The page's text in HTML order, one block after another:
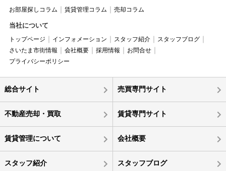
お部屋探しコラム 賃貸管理コラム 売却コラム
当社について
トップページ インフォメーション スタッフ紹介
スタッフブログ
さいたま市街情報
会社概要 採用情報
お問合せ
プライバシーポリシー
総合サイト 売買専門サイト
不動産売却・買取 賃貸専門サイト
賃貸管理について 会社概要
スタッフ紹介 スタッフブログ